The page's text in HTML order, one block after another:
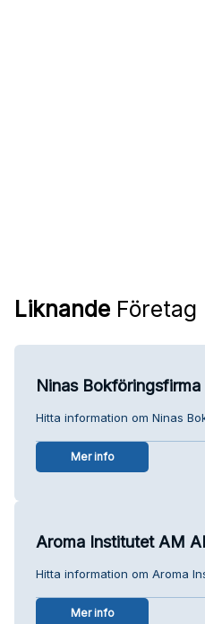
Liknande Företag
Ninas Bokföringsfirma
Hitta information om Ninas
Mer info
Aroma Institutet AM
Hitta information om Aroma
Mer info